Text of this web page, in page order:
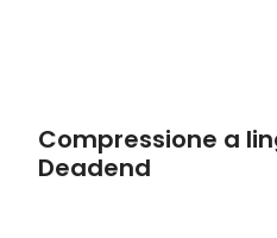
Compressione a
Deadend